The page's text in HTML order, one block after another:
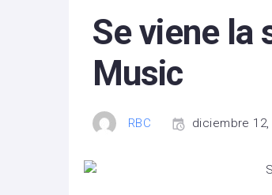
Se viene la
Music
RBC diciembre 12,